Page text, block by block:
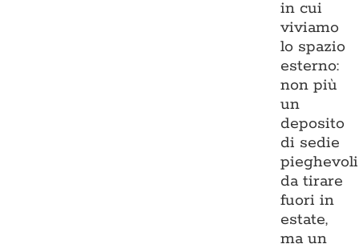
in cui
viviamo
lo spazio
esterno:
non più
un
deposito
di sedie
pieghevoli
da tirare
fuori in
estate,
ma un